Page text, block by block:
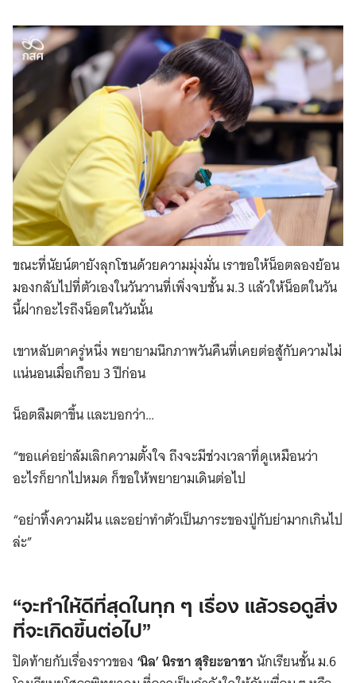
ขณะที่นัยน์ตายังลุกโชนด้วยความมุ่งมั่น เราขอให้น็อตลองย้อน
มองกลับไปที่ตัวเองในวันวานที่เพิ่งจบชั้น ม.3 แล้วให้น็อตในวัน
นี้ฝากอะไรถึงน็อตในวันนั้น
เขาหลับตาครู่หนึ่ง พยายามนึกภาพวันคืนที่เคยต่อสู้กับความไม่
แน่นอนเมื่อเกือบ 3 ปีก่อน
น็อตลืมตาขึ้น และบอกว่า…
“ขอแค่อย่าล้มเลิกความตั้งใจ ถึงจะมีช่วงเวลาที่ดูเหมือนว่า
อะไรก็ยากไปหมด ก็ขอให้พยายามเดินต่อไป
“อย่าทิ้งความฝัน และอย่าทำตัวเป็นภาระของปู่กับย่ามากเกินไป
ล่ะ”
“จะทำให้ดีที่สุดในทุก ๆ เรื่อง แล้วรอดูสิ่ง
ที่จะเกิดขึ้นต่อไป”
ปิดท้ายกับเรื่องราวของ ‘นิล’ นิรชา สุริยะอาชานักเรียนชั้น ม.6